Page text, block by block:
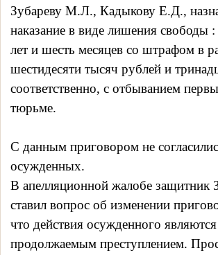
Зубареву М.Л., Кадыкову Е.Д.,
наказание в виде лишения свободы :
лет и шесть месяцев со штрафом в
шестидесяти тысяч рублей и
соответственно, с отбыванием
тюрьме.
С данным приговором не
осужденных.
В апелляционной жалобе защитник
ставил вопрос об изменении
что действия осужденного
продолжаемым преступлением.